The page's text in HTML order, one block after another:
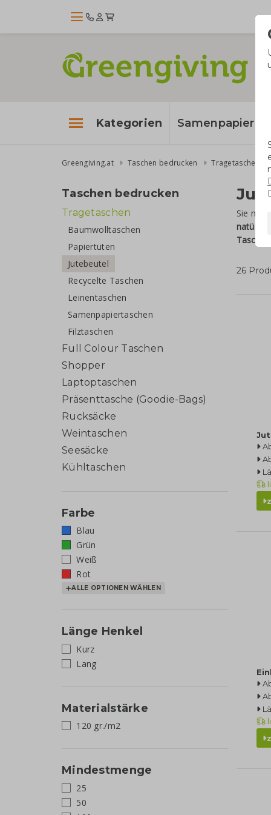
Kategorien Samenpapier
Greengiving.at Taschen bedrucken Tragetaschen
Taschen bedrucken
Tragetaschen
Baumwolltaschen
Papiertüten
Jutebeutel
Recycelte Taschen
Leinentaschen
Samenpapiertaschen
Filztaschen
Full Colour Taschen
Shopper
Laptoptaschen
Präsenttasche (Goodie-Bags)
Rucksäcke
Weintaschen
Seesäcke
Kühltaschen
Farbe
Blau
Grün
Weiß
Rot
ALLE OPTIONEN WÄHLEN
Länge Henkel
Kurz
Lang
Materialstärke
120 gr./m2
Mindestmenge
25
50
Sie
Tasche
26